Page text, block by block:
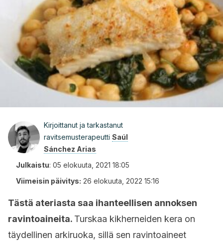
Kirjoittanut ja tarkastanut
ravitsemusterapeutti Saúl
Sánchez Arias
Julkaistu: 05 elokuuta, 2021 18:05
Viimeisin päivitys: 26 elokuuta, 2022 15:16
Tästä ateriasta saa ihanteellisen annoksen
ravintoaineita. Turskaa kikherneiden kera on
täydellinen arkiruoka, sillä sen ravintoaineet